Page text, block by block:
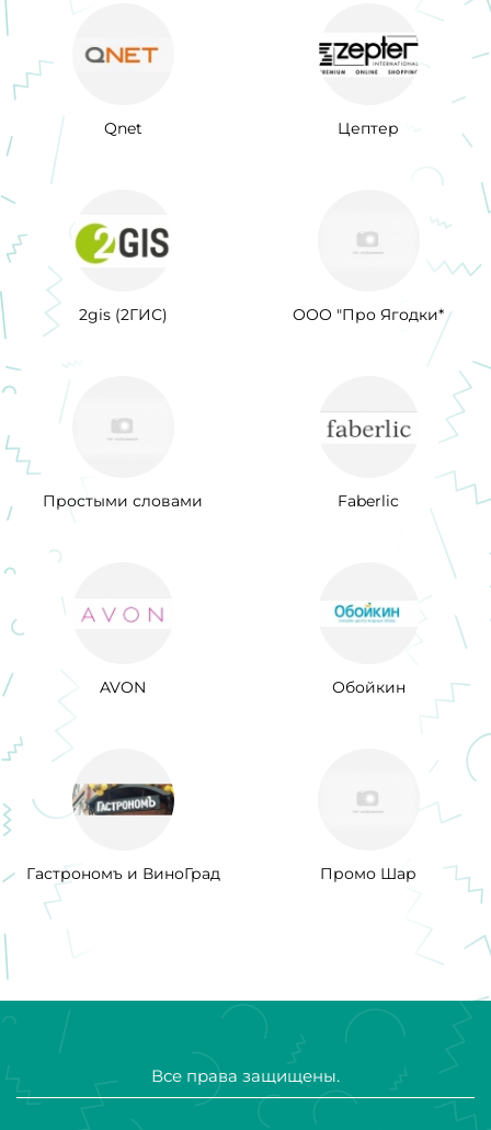
Qnet Цептер
2gis (2ГИС) ООО "Про Ягодки*
Простыми словами Faberlic
AVON Обойкин
Гастрономъ и ВиноГрад Промо Шар
Все права защищены.